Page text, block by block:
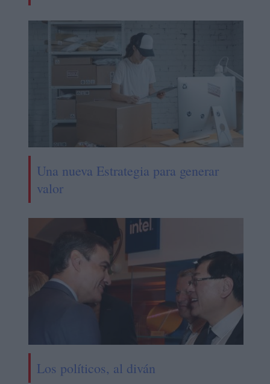
Una nueva Estrategia para generar
valor
Los políticos, al diván